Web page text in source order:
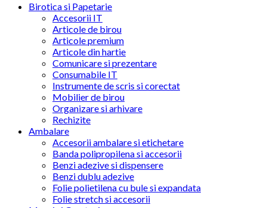
Birotica si Papetarie
Accesorii IT
Articole de birou
Articole premium
Articole din hartie
Comunicare si prezentare
Consumabile IT
Instrumente de scris si corectat
Mobilier de birou
Organizare si arhivare
Rechizite
Ambalare
Accesorii ambalare si etichetare
Banda polipropilena si accesorii
Benzi adezive si dispensere
Benzi dublu adezive
Folie polietilena cu bule si expandata
Folie stretch si accesorii